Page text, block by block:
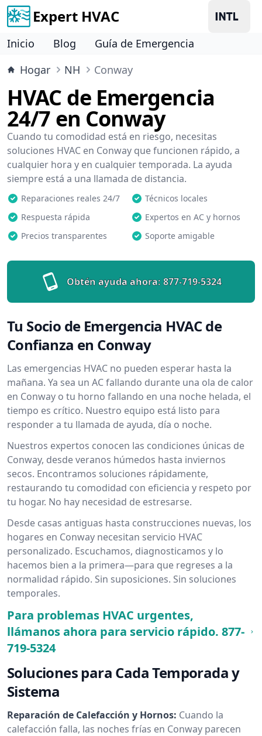
Expert HVAC
Inicio Blog
Guía de Emergencia
Hogar
NH Conway
HVAC de Emergencia
24/7 en Conway
Cuando tu comodidad está en riesgo, necesitas
soluciones HVAC en Conway que funcionen rápido, a
cualquier hora y en cualquier temporada. La ayuda
siempre está a una llamada de distancia.
Reparaciones reales 24/7
Técnicos locales
Respuesta rápida
Expertos en AC y hornos
Precios transparentes
Soporte amigable
Obtén ayuda ahora: 877-719-5324
Tu Socio de Emergencia HVAC de
Confianza en Conway
Las emergencias HVAC no pueden esperar hasta la
mañana. Ya sea un AC fallando durante una ola de calor
en Conway o tu horno fallando en una noche helada, el
tiempo es crítico. Nuestro equipo está listo para
responder a tu llamada de ayuda, día o noche.
Nuestros expertos conocen las condiciones únicas de
Conway, desde veranos húmedos hasta inviernos
secos. Encontramos soluciones rápidamente,
restaurando tu comodidad con eficiencia y respeto por
tu hogar. No hay necesidad de estresarse.
Desde casas antiguas hasta construcciones nuevas, los
hogares en Conway necesitan servicio HVAC
personalizado. Escuchamos, diagnosticamos y lo
hacemos bien a la primera—para que regreses a la
normalidad rápido. Sin suposiciones. Sin soluciones
temporales.
Para problemas HVAC urgentes,
llámanos ahora para servicio rápido. 877-
719-5324
Soluciones para Cada Temporada y
Sistema
Reparación de Calefacción y Hornos: Cuando la
calefacción falla, las noches frías en Conway parecen